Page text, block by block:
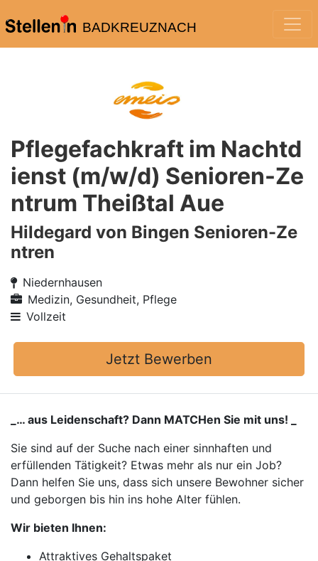
BADKREUZNACH
Pflegefachkraft im Nachtd
ienst (m/w/d) Senioren-Ze
ntrum Theißtal Aue
Hildegard von Bingen Senioren-Ze
ntren
Niedernhausen
Medizin, Gesundheit, Pflege
Vollzeit
Jetzt Bewerben
_… aus Leidenschaft? Dann MATCHen Sie mit uns! _
Sie sind auf der Suche nach einer sinnhaften und
erfüllenden Tätigkeit? Etwas mehr als nur ein Job?
Dann helfen Sie uns, dass sich unsere Bewohner sicher
und geborgen bis hin ins hohe Alter fühlen.
Wir bieten Ihnen:
Attraktives Gehaltspaket